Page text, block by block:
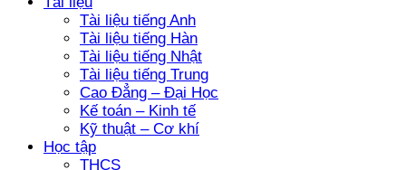
Tài liệu tiếng Anh
Tài liệu tiếng Hàn
Tài liệu tiếng Nhật
Tài liệu tiếng Trung
Cao Đẳng – Đại Học
Kế toán – Kinh tế
Kỹ thuật – Cơ khí
Học tập
THCS